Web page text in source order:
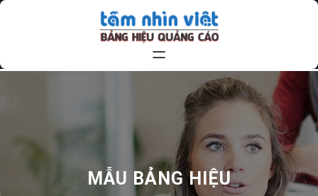
Chuyển
MẪU BẢNG HIỆU